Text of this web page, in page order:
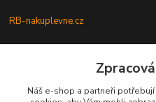
RB-nakuplevne.cz
+420 222722421
Náš e-shop a partneři potřebují